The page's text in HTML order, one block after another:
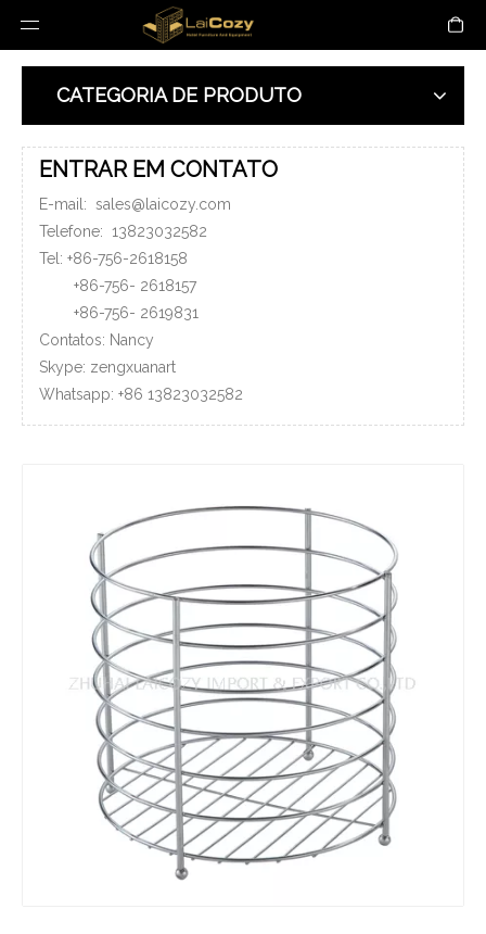
CATEGORIA DE PRODUTO
ENTRAR EM CONTATO
E-mail: sales@laicozy.com
Telefone: 13823032582
Tel: +86-756-2618158
+86-756- 2618157
+86-756- 2619831
Contatos: Nancy
Skype: zengxuanart
Whatsapp: +86 13823032582